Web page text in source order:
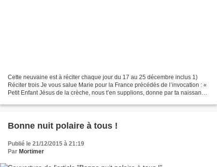
Cette neuvaine est à réciter chaque jour du 17 au 25 décembre inclus 1)
Réciter trois Je vous salue Marie pour la France précédés de l’invocation : «
Petit Enfant Jésus de la crèche, nous t’en supplions, donne par ta naissance
Bonne nuit polaire à tous !
Publié le 21/12/2015 à 21:19
Par Mortimer